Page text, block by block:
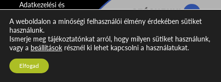
Adatkezelési és
nyilatkozat
Impresszum
Kapcsolat
A weboldalon a minőségi felhasználói élmény érdekében sütiket
használunk.
Ismerje meg tájékoztatónkat arról, hogy milyen sütiket használunk,
vagy a beállítások résznél ki lehet kapcsolni a használatukat.
Elfogad